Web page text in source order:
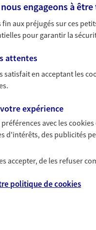
complet de votre
formuler des conseils
et protéger
de la vie
de prévoyance,
proches en cas
Santé
c’était aussi
nous engageons à
aux préjugés sur ces
pour garantir la
attentes
satisfait en acceptant les
expérience
avec lescookies
d'intérêts, des publicités
accepter, de les refuser
politique decookies